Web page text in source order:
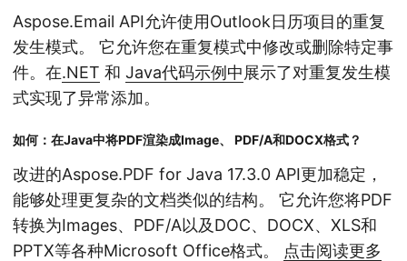
Aspose.Email API允许使用Outlook日历项目的重复
发生模式。 它允许您在重复模式中修改或删除特定事
件。在.NET 和 Java代码示例中展示了对重复发生模
式实现了异常添加。
如何：在Java中将PDF渲染成Image、 PDF/A和DOCX格式？
改进的Aspose.PDF for Java 17.3.0 API更加稳定，
能够处理更复杂的文档类似的结构。 它允许您将PDF
转换为Images、PDF/A以及DOC、DOCX、XLS和
PPTX等各种Microsoft Office格式。 点击阅读更多